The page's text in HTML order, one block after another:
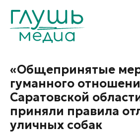
«Общепринятые
гуманного
Саратовской
приняли правила
уличных собак